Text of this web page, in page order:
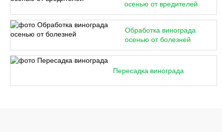
осенью от вредителей
Обработка винограда
осенью от болезней
Пересадка винограда